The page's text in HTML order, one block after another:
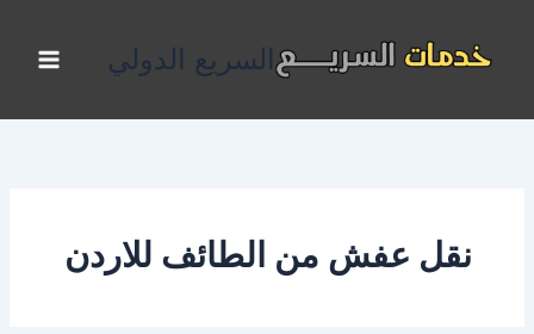
المحتوى
السريع الدولي
نقل عفش من الطائف للاردن